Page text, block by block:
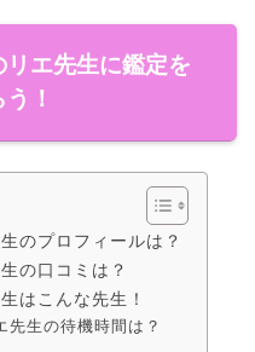
エ先生に鑑定を
！
のプロフィールは？
の口コミは？
はこんな先生！
先生の待機時間は？